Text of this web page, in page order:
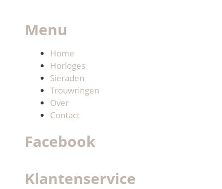
Menu
Home
Horloges
Sieraden
Trouwringen
Over
Contact
Facebook
Klantenservice